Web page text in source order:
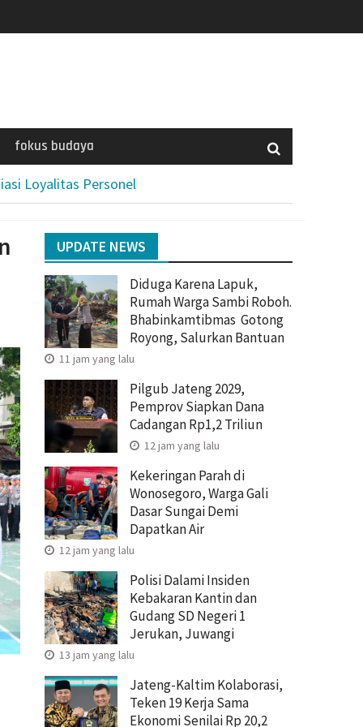
fokus budaya
Loyalitas Personel
UPDATE NEWS
Diduga Karena Lapuk,
Rumah Warga Sambi Roboh.
Bhabinkamtibmas Gotong
Royong, Salurkan Bantuan
11 jam yang lalu
Pilgub Jateng 2029,
Pemprov Siapkan Dana
Cadangan Rp1,2 Triliun
12 jam yang lalu
Kekeringan Parah di
Wonosegoro, Warga Gali
Dasar Sungai Demi
Dapatkan Air
12 jam yang lalu
Polisi Dalami Insiden
Kebakaran Kantin dan
Gudang SD Negeri 1
Jerukan, Juwangi
13 jam yang lalu
Jateng-Kaltim Kolaborasi,
Teken 19 Kerja Sama
Ekonomi Senilai Rp 20,2